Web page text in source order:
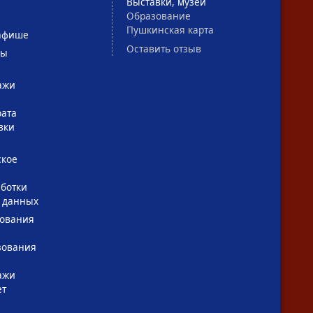
данных
Образование
Пушкинская карта
Оставить отзыв